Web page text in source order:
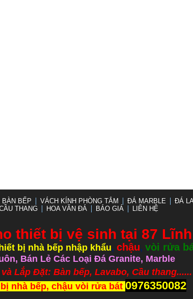
BẾP VÁCH KÍNH PHÒNG TẮM ĐÁ MARBLE ĐÁ
THANG
HOA VĂN ĐÁ BÁO GIÁ LIÊN HỆ
thiết bị vệ sinh tại 87
bị nhà bếp nhập khẩu, chậu, vòi rửa
Bán Lẻ Các Loại Đá Granite, Marble
bếp, Lavabo, Cầu thang......
nhà bếp, chậu vòi rửa bát 0976350082